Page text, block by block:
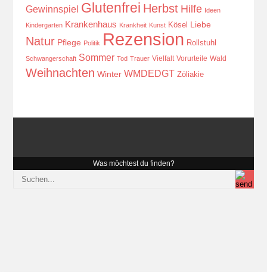
Gewinnspiel Glutenfrei Herbst Hilfe Ideen
Kindergarten Krankenhaus Krankheit Kunst Kösel Liebe
Natur Pflege Politik Rezension Rollstuhl
Schwangerschaft Sommer Tod Trauer Vielfalt Vorurteile Wald
Weihnachten Winter WMDEDGT Zöliakie
Was möchtest du finden?